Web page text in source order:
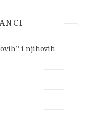
i njihovih